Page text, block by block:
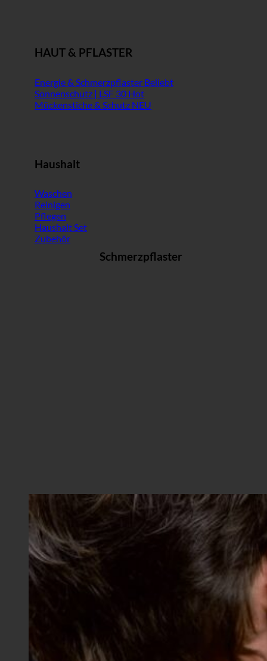
HAUT & PFLASTER
Energie & Schmerzpflaster
Sonnenschutz | LSF 30
Mückenstiche & Schutz
Haushalt
Waschen
Reinigen
Pflegen
Haushalt Set
Zubehör
Schmerzpflaster